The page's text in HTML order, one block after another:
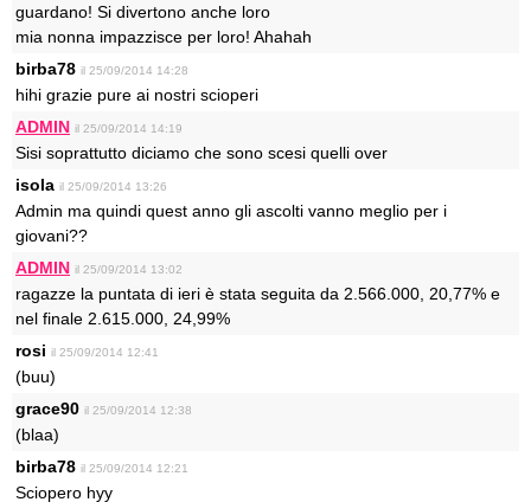
guardano! Si divertono anche loro
mia nonna impazzisce per loro! Ahahah
birba78 il 25/09/2014 14:28
hihi grazie pure ai nostri scioperi
ADMIN il 25/09/2014 14:19
Sisi soprattutto diciamo che sono scesi quelli over
isola il 25/09/2014 13:26
Admin ma quindi quest anno gli ascolti vanno meglio per i
giovani??
ADMIN il 25/09/2014 13:02
ragazze la puntata di ieri è stata seguita da 2.566.000, 20,77% e
nel finale 2.615.000, 24,99%
rosi il 25/09/2014 12:41
(buu)
grace90 il 25/09/2014 12:38
(blaa)
birba78 il 25/09/2014 12:21
Sciopero hyy